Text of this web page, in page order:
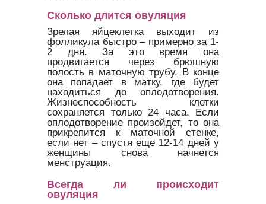
Сколько длится овуляция
Зрелая яйцеклетка выходит из
фолликула быстро – примерно за 1-
2 дня. За это время она
продвигается через брюшную
полость в маточную трубу. В конце
она попадает в матку, где будет
находиться до оплодотворения.
Жизнеспособность клетки
сохраняется только 24 часа. Если
оплодотворение произойдет, то она
прикрепится к маточной стенке,
если нет – спустя еще 12-14 дней у
женщины снова начнется
менструация.
Всегда ли происходит
овуляция